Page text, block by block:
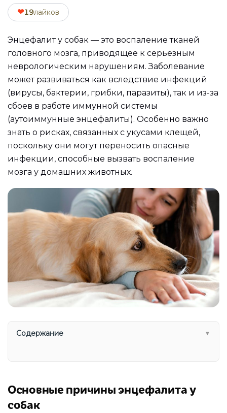
❤19лайков
Энцефалит у собак — это воспаление тканей
головного мозга, приводящее к серьезным
неврологическим нарушениям. Заболевание
может развиваться как вследствие инфекций
(вирусы, бактерии, грибки, паразиты), так и из-за
сбоев в работе иммунной системы
(аутоиммунные энцефалиты). Особенно важно
знать о рисках, связанных с укусами клещей,
поскольку они могут переносить опасные
инфекции, способные вызвать воспаление
мозга у домашних животных.
Содержание ▼
Основные причины энцефалита у
собак